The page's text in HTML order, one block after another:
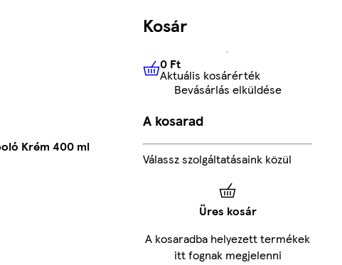
Krém 400 ml
Kosár
0 FtAktuális kosárérték
0 Ft
Aktuális kosárérték
Bevásárlás elküldése
A kosarad
Válassz szolgáltatásaink közül
Üres kosár
A kosaradba helyezett termékek
itt fognak megjelenni